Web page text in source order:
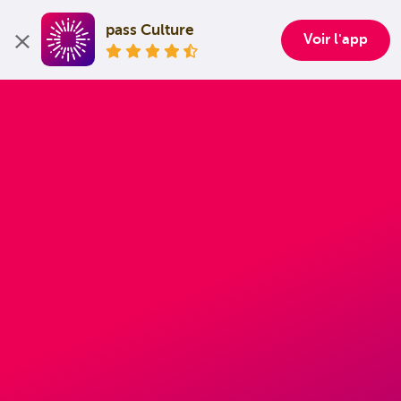
pass Culture
Voir l'app